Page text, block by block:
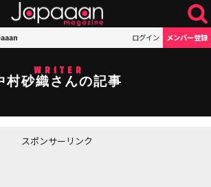
ログイン メンバー登録
WRITER
村砂織さんの記事
スポンサーリンク